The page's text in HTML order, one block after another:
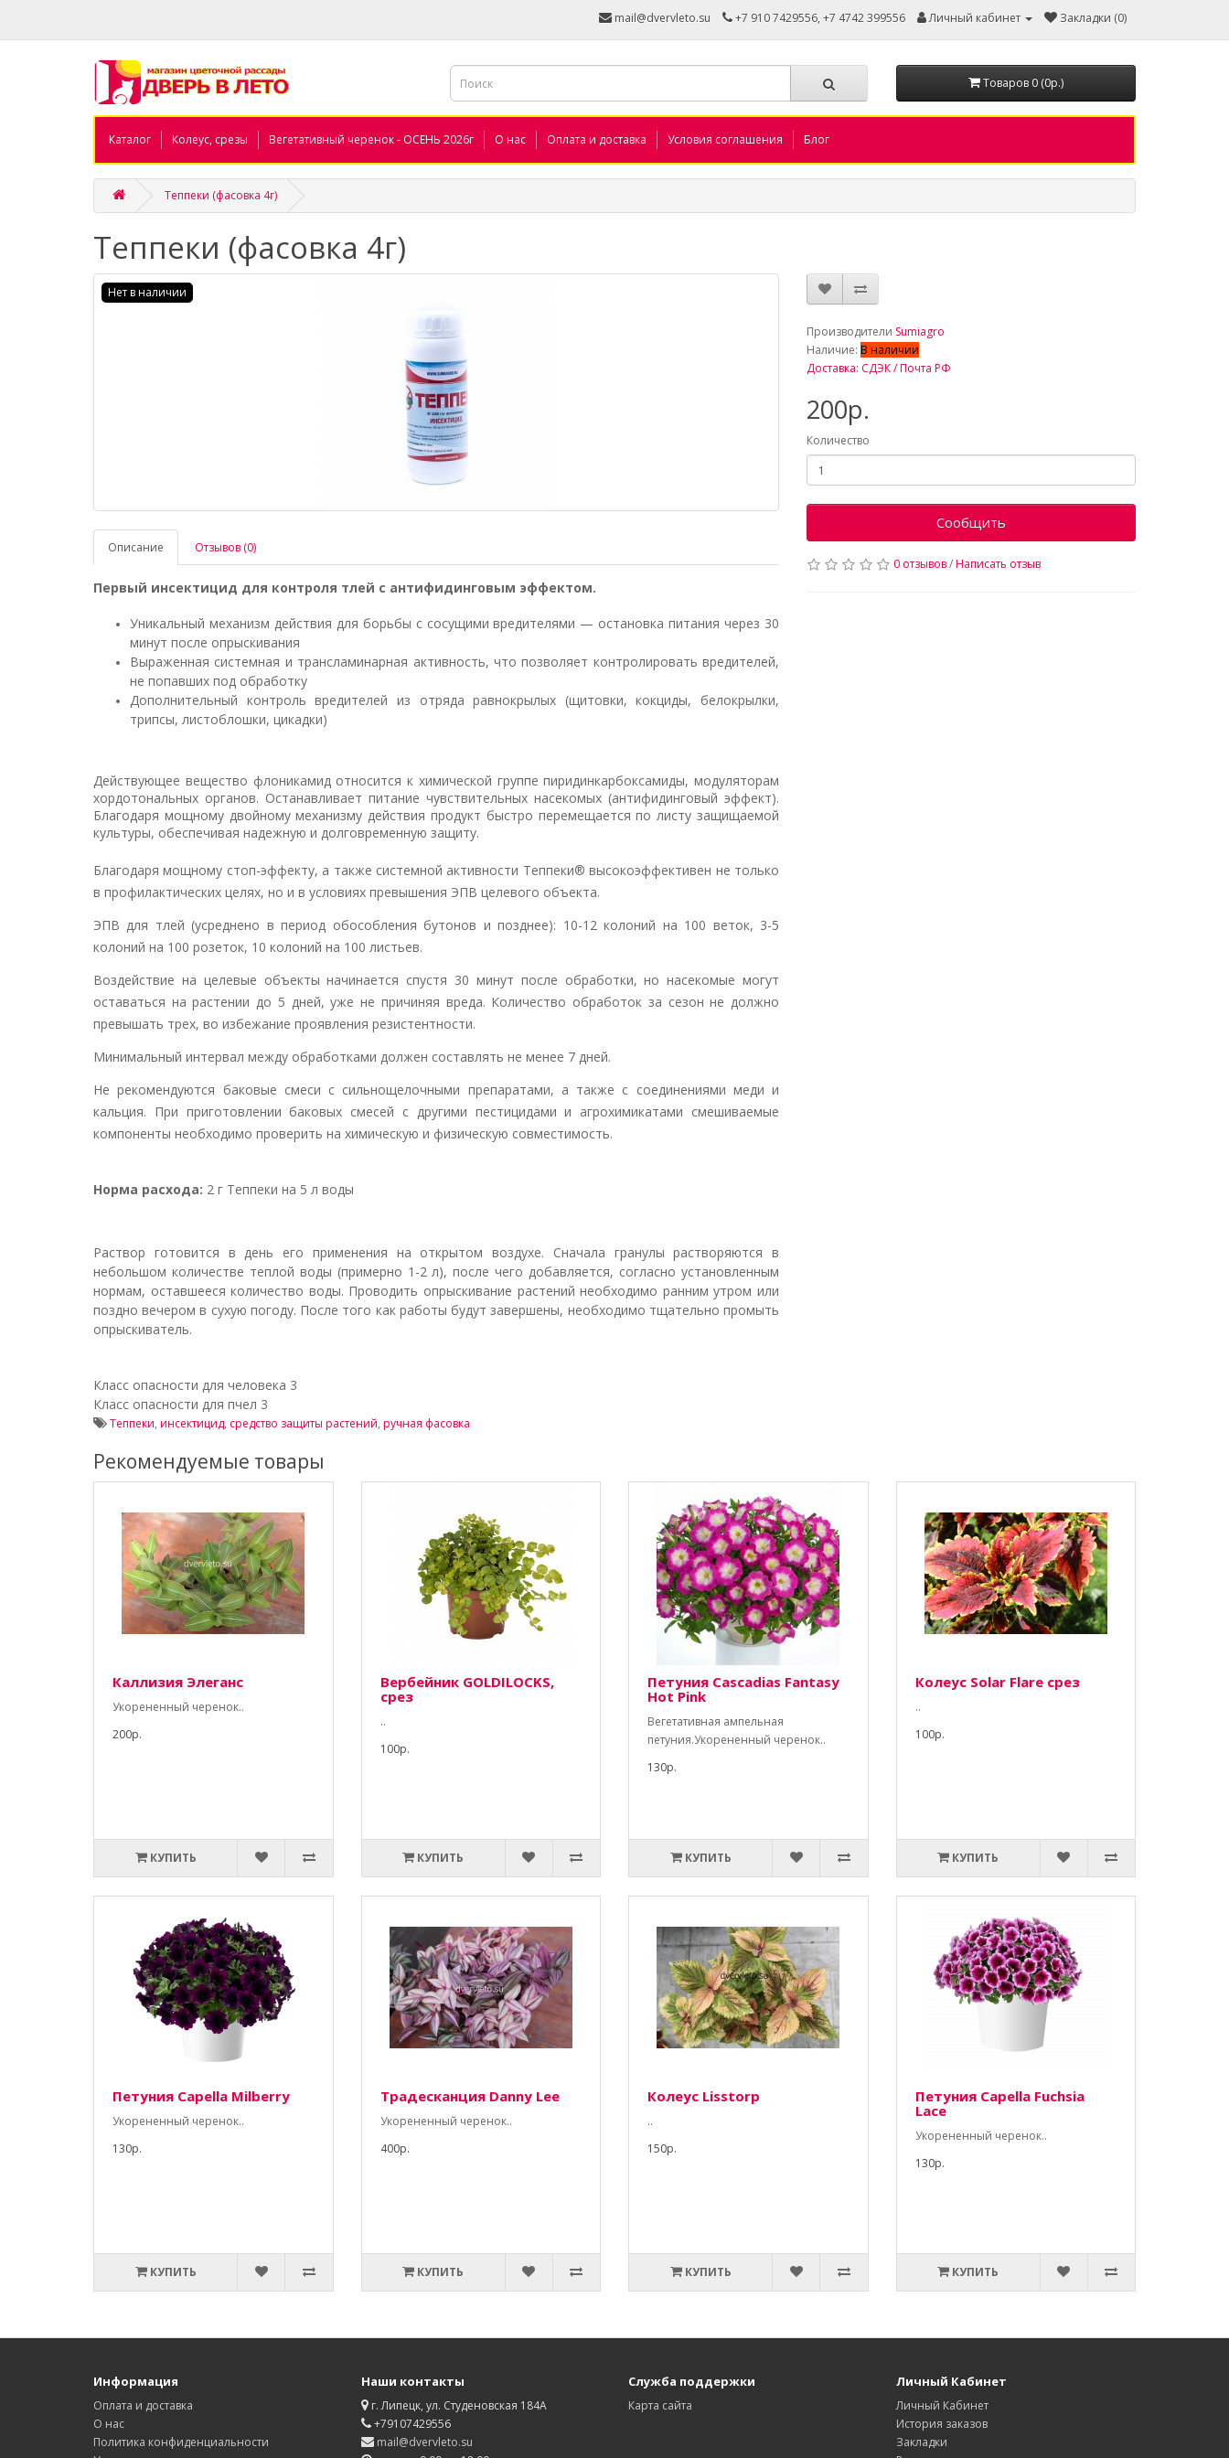
mail@dvervleto.su +7 910 7429556, +7 4742 399556 Личный кабинет Закладки (0)
Товаров 0 (0р.)
Каталог Колеус, срезы Вегетативный черенок - ОСЕНЬ 2026г О нас Оплата и доставка Условия соглашения Блог
Теппеки (фасовка 4г)
Теппеки (фасовка 4г)
Нет в наличии
Описание Отзывов (0)
Первый инсектицид для контроля тлей с антифидинговым эффектом.
Уникальный механизм действия для борьбы с сосущими вредителями — остановка питания через 30
минут после опрыскивания
Выраженная системная и трансламинарная активность, что позволяет контролировать вредителей,
не попавших под обработку
Дополнительный контроль вредителей из отряда равнокрылых (щитовки, кокциды, белокрылки,
трипсы, листоблошки, цикадки)
Действующее вещество флоникамид относится к химической группе пиридинкарбоксамиды, модуляторам
хордотональных органов. Останавливает питание чувствительных насекомых (антифидинговый эффект).
Благодаря мощному двойному механизму действия продукт быстро перемещается по листу защищаемой
культуры, обеспечивая надежную и долговременную защиту.
Благодаря мощному стоп-эффекту, а также системной активности Теппеки® высокоэффективен не только
в профилактических целях, но и в условиях превышения ЭПВ целевого объекта.
ЭПВ для тлей (усреднено в период обособления бутонов и позднее): 10-12 колоний на 100 веток, 3-5
колоний на 100 розеток, 10 колоний на 100 листьев.
Воздействие на целевые объекты начинается спустя 30 минут после обработки, но насекомые могут
оставаться на растении до 5 дней, уже не причиняя вреда. Количество обработок за сезон не должно
превышать трех, во избежание проявления резистентности.
Минимальный интервал между обработками должен составлять не менее 7 дней.
Не рекомендуются баковые смеси с сильнощелочными препаратами, а также с соединениями меди и
кальция. При приготовлении баковых смесей с другими пестицидами и агрохимикатами смешиваемые
компоненты необходимо проверить на химическую и физическую совместимость.
Норма расхода: 2 г Теппеки на 5 л воды
Раствор готовится в день его применения на открытом воздухе. Сначала гранулы растворяются в
небольшом количестве теплой воды (примерно 1-2 л), после чего добавляется, согласно установленным
нормам, оставшееся количество воды. Проводить опрыскивание растений необходимо ранним утром или
поздно вечером в сухую погоду. После того как работы будут завершены, необходимо тщательно промыть
опрыскиватель.
Класс опасности для человека 3
Класс опасности для пчел 3
Производители Sumiagro
Наличие: В наличии
Доставка: СДЭК / Почта РФ
200р.
Количество
Сообщить
0 отзывов/Написать отзыв
Теппеки, инсектицид, средство защиты растений, ручная фасовка
Рекомендуемые товары
Каллизия Элеганс
Укорененный черенок..
200р.
КУПИТЬ
Вербейник GOLDILOCKS,
срез
..
100р.
КУПИТЬ
Петуния Cascadias Fantasy
Hot Pink
Вегетативная ампельная
петуния.Укорененный черенок..
130р.
КУПИТЬ
Колеус Solar Flare срез
..
100р.
КУПИТЬ
Петуния Capella Milberry
Укорененный черенок..
130р.
КУПИТЬ
Традесканция Danny Lee
Укорененный черенок..
400р.
КУПИТЬ
Колеус Lisstorp
..
150р.
КУПИТЬ
Петуния Capella Fuchsia
Lace
Укорененный черенок..
130р.
КУПИТЬ
Информация
Оплата и доставка
О нас
Политика конфиденциальности
Наши контакты
г. Липецк, ул. Студеновская 184А
+79107429556
mail@dvervleto.su
Служба поддержки
Карта сайта
Личный Кабинет
Личный Кабинет
История заказов
Закладки